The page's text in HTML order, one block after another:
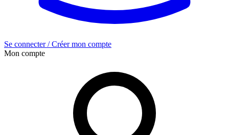
Se connecter / Créer mon compte
Mon compte